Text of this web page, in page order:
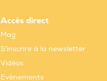
Accès direct
Mag
S'inscrire à la newsletter
Vidéos
Evènements